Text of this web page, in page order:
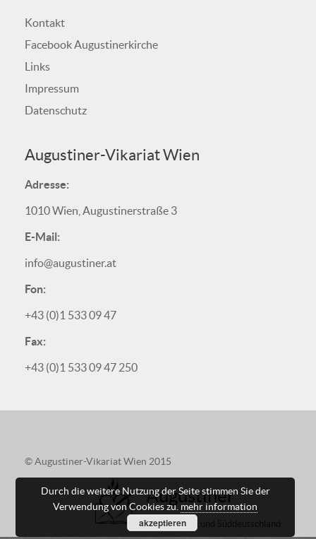
Kontakt
Facebook Augustinerkirche
Links
Impressum
Datenschutz
Augustiner-Vikariat Wien
Adresse:
1010 Wien, Augustinerstraße 3
E-Mail:
info@augustiner.at
Fon:
+43 (0)1 533 09 47
Fax:
+43 (0)1 533 09 47 250
© Augustiner-Vikariat Wien 2015
Augustiner
in Österreich und Süddeutschland
Durch die weitere Nutzung der Seite stimmen Sie der
Verwendung von Cookies zu. mehr information
akzeptieren